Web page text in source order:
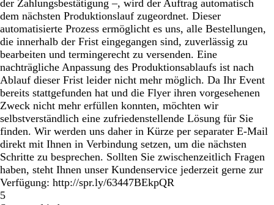
der Zahlungsbestätigung –, wird der Auftrag automatisch
dem nächsten Produktionslauf zugeordnet. Dieser
automatisierte Prozess ermöglicht es uns, alle Bestellungen,
die innerhalb der Frist eingegangen sind, zuverlässig zu
bearbeiten und termingerecht zu versenden. Eine
nachträgliche Anpassung des Produktionsablaufs ist nach
Ablauf dieser Frist leider nicht mehr möglich. Da Ihr Event
bereits stattgefunden hat und die Flyer ihren vorgesehenen
Zweck nicht mehr erfüllen konnten, möchten wir
selbstverständlich eine zufriedenstellende Lösung für Sie
finden. Wir werden uns daher in Kürze per separater E-Mail
direkt mit Ihnen in Verbindung setzen, um die nächsten
Schritte zu besprechen. Sollten Sie zwischenzeitlich Fragen
haben, steht Ihnen unser Kundenservice jederzeit gerne zur
Verfügung: http://spr.ly/63447BEkpQR
5